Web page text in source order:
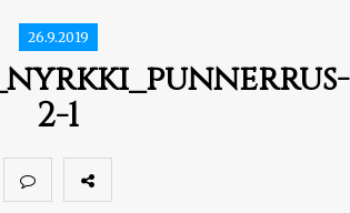
26.9.2019
2-1